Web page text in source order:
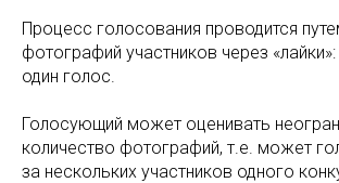
Процесс голосования проводится
фотографий участников через
один голос.
Голосующий может оценивать
количество фотографий, т.е. может
за нескольких участников одного